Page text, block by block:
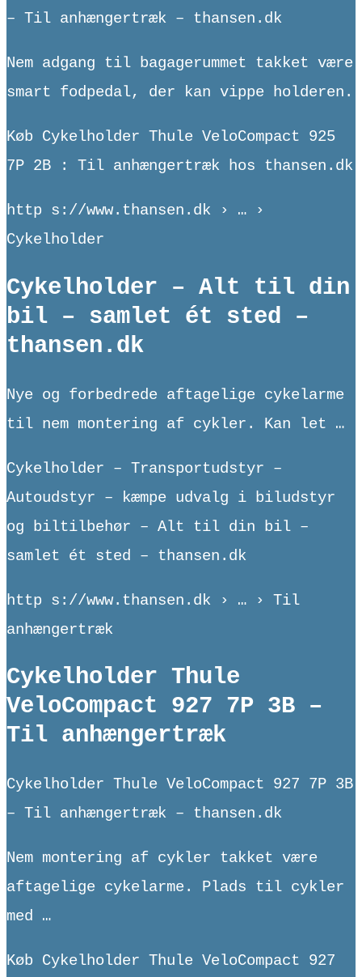
– Til anhængertræk – thansen.dk
Nem adgang til bagagerummet takket være
smart fodpedal, der kan vippe holderen.
Køb Cykelholder Thule VeloCompact 925
7P 2B : Til anhængertræk hos thansen.dk
http s://www.thansen.dk › … ›
Cykelholder
Cykelholder – Alt til din
bil – samlet ét sted –
thansen.dk
Nye og forbedrede aftagelige cykelarme
til nem montering af cykler. Kan let …
Cykelholder – Transportudstyr –
Autoudstyr – kæmpe udvalg i biludstyr
og biltilbehør – Alt til din bil –
samlet ét sted – thansen.dk
http s://www.thansen.dk › … › Til
anhængertræk
Cykelholder Thule
VeloCompact 927 7P 3B –
Til anhængertræk
Cykelholder Thule VeloCompact 927 7P 3B
– Til anhængertræk – thansen.dk
Nem montering af cykler takket være
aftagelige cykelarme. Plads til cykler
med …
Køb Cykelholder Thule VeloCompact 927